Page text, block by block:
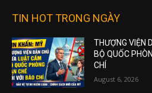
TIN HOT TRONG NGÀY
THƯỢNG VIỆN
BỘ QUỐC
CHÍ
August 6, 2026